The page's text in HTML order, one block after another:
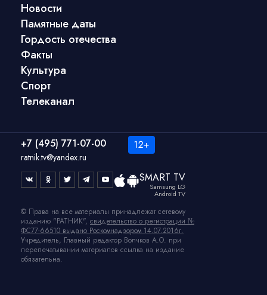
Новости
Памятные даты
Гордость отечества
Факты
Культура
Спорт
Телеканал
+7 (495) 771-07-00
ratnik.tv@yandex.ru
SMART TV
Samsung LG
Android TV
© Права на все материалы принадлежат сетевому
изданию "РАТНИК", свидетельство о регистрации №
ФС77-66510 выдано Роскомнадзором 14.07.2016г.
Учредитель, Главный редактор Волчков А.О. при
перепечатывании материалов ссылка на издание
обязательна.